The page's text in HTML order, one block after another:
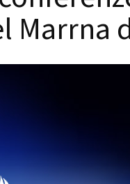
Marrna